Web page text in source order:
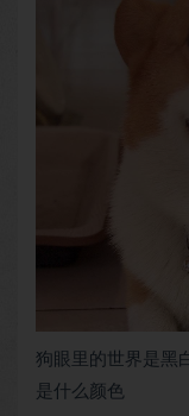
狗眼里的世界是黑
是什么颜色